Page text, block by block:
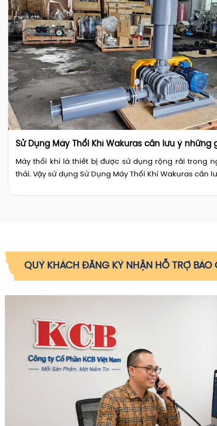
Sử Dụng Máy Thổi Khí Wakuras cần lưu ý những
Máy thổi khí là thiết bị được sử dụng rộng rãi trong
thải. Vậy sử dụng Sử Dụng Máy Thổi Khí Wakuras cần
QUÝ KHÁCH ĐĂNG KÝ NHẬN HỖ TRỢ BÁO